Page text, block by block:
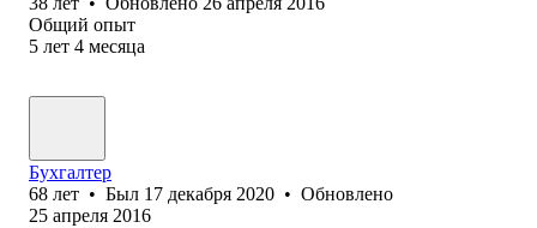
Общий опыт
5 лет 4 месяца
Бухгалтер
68 лет • Был 17 декабря 2020 • Обновлено
25 апреля 2016